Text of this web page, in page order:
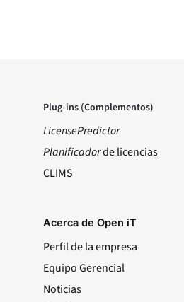
Plug-ins (Complementos)
LicensePredictor
Planificadorde licencias
CLIMS
Acerca de Open iT
Perfil de la empresa
Equipo Gerencial
Noticias